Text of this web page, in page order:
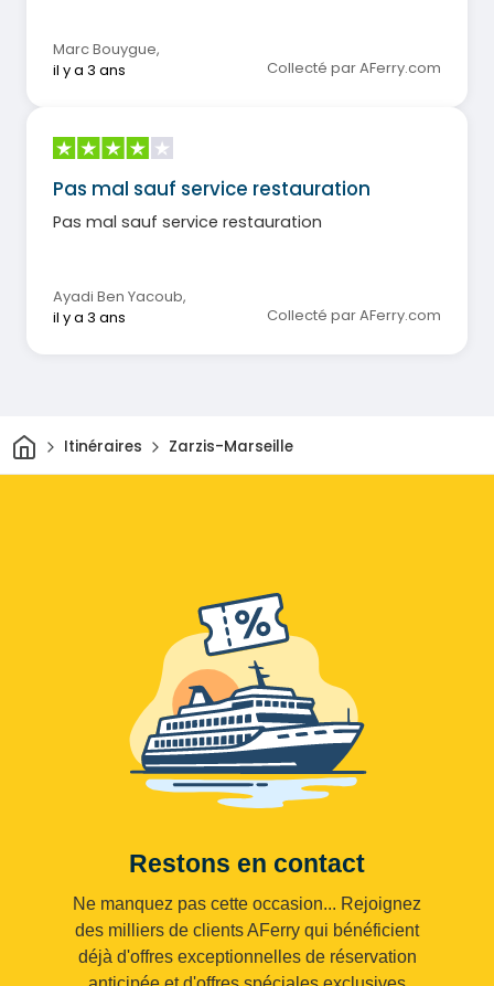
Marc Bouygue,
il y a 3 ans
Collecté par AFerry.com
Pas mal sauf service restauration
Pas mal sauf service restauration
Ayadi Ben Yacoub,
il y a 3 ans
Collecté par AFerry.com
Maison
Itinéraires Zarzis-Marseille
Restons en contact
Ne manquez pas cette occasion... Rejoignez
des milliers de clients AFerry qui bénéficient
déjà d'offres exceptionnelles de réservation